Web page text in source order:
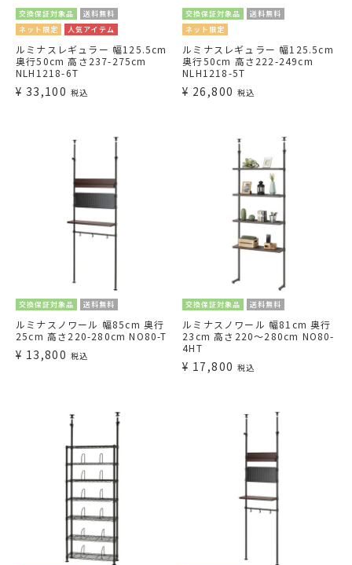
交換保証対象品
送料無料
ネット限定
人気アイテム
ルミナスレギュラー 幅125.5cm
奥行50cm 高さ237-275cm
NLH1218-6T
¥ 33,100 税込
交換保証対象品
送料無料
ネット限定
ルミナスレギュラー 幅125.5cm
奥行50cm 高さ222-249cm
NLH1218-5T
¥ 26,800 税込
交換保証対象品 送料無料
ルミナスノワール 幅85cm 奥行
25cm 高さ220-280cm NO80-T
¥ 13,800 税込
交換保証対象品 送料無料
ルミナスノワール 幅81cm 奥行
23cm 高さ220～280cm NO80-
4HT
¥ 17,800 税込